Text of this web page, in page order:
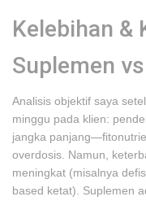
Kelebihan &
Suplemen
Analisis objektif saya
minggu pada klien:
jangka
overdosis. Namun,
meningkat (misalnya
based ketat). Suplemen